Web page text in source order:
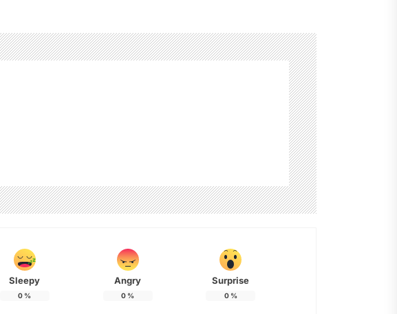
Sleepy
0 %
Angry
0 %
Surprise
0%